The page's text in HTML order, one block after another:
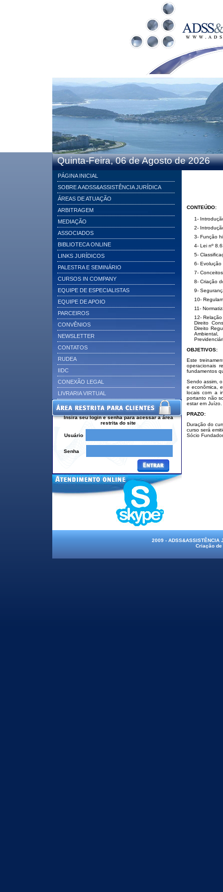
Quinta-Feira, 06 de Agosto de 2026
PÁGINA INICIAL
SOBRE A ADSS&ASSISTÊNCIA JURÍDICA
ÁREAS DE ATUAÇÃO
ARBITRAGEM
MEDIAÇÃO
ASSOCIADOS
BIBLIOTECA ONLINE
LINKS JURÍDICOS
PALESTRA E SEMINÁRIO
CURSOS IN COMPANY
EQUIPE DE ESPECIALISTAS
EQUIPE DE APOIO
PARCEIROS
CONVÊNIOS
NEWSLETTER
CONTATOS
RUDEA
IIDC
CONEXÃO LEGAL
LIVRARIA VIRTUAL
Insira seu login e senha para acessar a área
restrita do site
Usuário
Senha
CONTEÚDO:
1-
2-
3- Função
4- Lei nº
5-
6- Evolução
7-
8- Criação
9-
10-
11-
12-
Direito
Direito
Ambiental,
OBJETIVOS:
Este
operacionais
fundamentos
Sendo assim,
e econômica,
locais com a
portanto não
estar em Juízo.
PRAZO:
Duração do
curso será
Sócio
2009 - ADSS&ASSISTÊNCIA
Criação